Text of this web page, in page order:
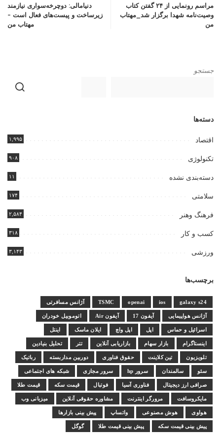
مراسم رونمایی از ۲۴ گفتن کتاب
وصیت‌نامه شهدا برگزار شد_مهتاب
من
دنیامالی: دوچرخه‌سواری نیازمند
زیرساخت و پیست‌های فعال است –
مهتاب من
جستجو
دسته‌ها
اقتصاد ۱,۹۹۵
تکنولوژی ۹۰۸
دسته‌بندی نشده ۱۱
سلامتی ۱۷۴
فرهنگ وهنر ۲,۵۸۴
کسب و کار ۳۱۸
ورزشی ۳,۱۴۳
برچسب‌ها
galaxy s24
ios
openai
TSMC آژانس مسافرتی
آژانس هواپیمایی آیفون 17 آیفون Air اتوموبیل خودران
اسرائیل و حماس اپل اپل واچ ایلان ماسک اینتل
اینستاگرام بازار سهام بازاریابی آنلاین تتر تحلیل بنیادین
تلویزیون تین کلاینت حقوق فناوری دوربین مداربسته رباتیک
سئو سالمندان سرور hp سرور مجازی شبکه های اجتماعی
صرافی ارز دیجیتال فناوری آسیا فوتبال قیمت سکه قیمت طلا
مایکروسافت مرورگر اینترنت مشاوره حقوقی آنلاین میزبانی وب
هواوی هوش مصنوعی واتساپ پیش بینی بازارها
پیش بینی قیمت سکه پیش بینی قیمت طلا گوگل